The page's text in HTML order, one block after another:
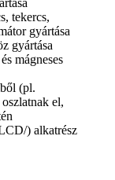
tekercs,
gyártása
gyártása
mágneses
(pl.
el,
) alkatrész